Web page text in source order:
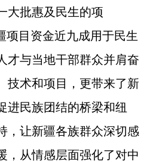
大批惠及民生的项
项目资金近九成用于民生
才与当地干部群众并肩奋
技术和项目，更带来了新
进民族团结的桥梁和纽
，让新疆各族群众深切感
，从情感层面强化了对中